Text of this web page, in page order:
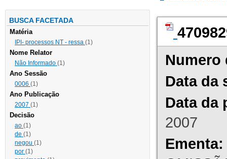
BUSCA FACETADA
Matéria
IPI- processos NT - ressa (1)
Nome Relator
Não Informado (1)
Ano Sessão
0006 (1)
Ano Publicação
2007 (1)
Decisão
ao (1)
de (1)
negou (1)
por (1)
Numero
Data da
Data da
2007
Ementa: